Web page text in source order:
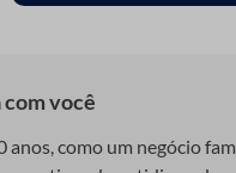
você
como um negócio